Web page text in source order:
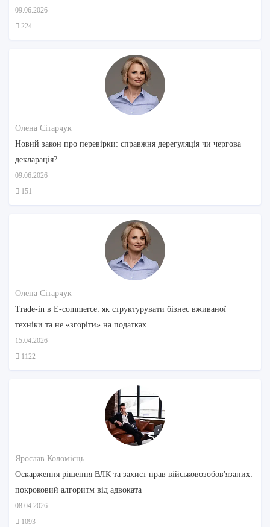
09.06.2026
224
Олена Сітарчук
Новий закон про перевірки: справжня дерегуляція чи чергова
декларація?
09.06.2026
151
Олена Сітарчук
Trade-in в E-commerce: як структурувати бізнес вживаної
техніки та не «згоріти» на податках
15.04.2026
1122
Ярослав Коломієць
Оскарження рішення ВЛК та захист прав військовозобов'язаних:
покроковий алгоритм від адвоката
08.04.2026
1093